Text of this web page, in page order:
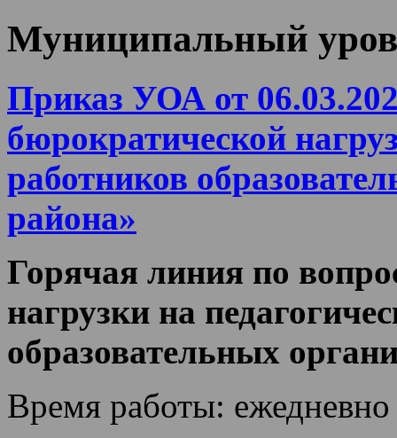
Муниципальный
Приказ УОА от
бюрократической
работников
района»
Горячая линия по
нагрузки на
образовательных
Время работы: